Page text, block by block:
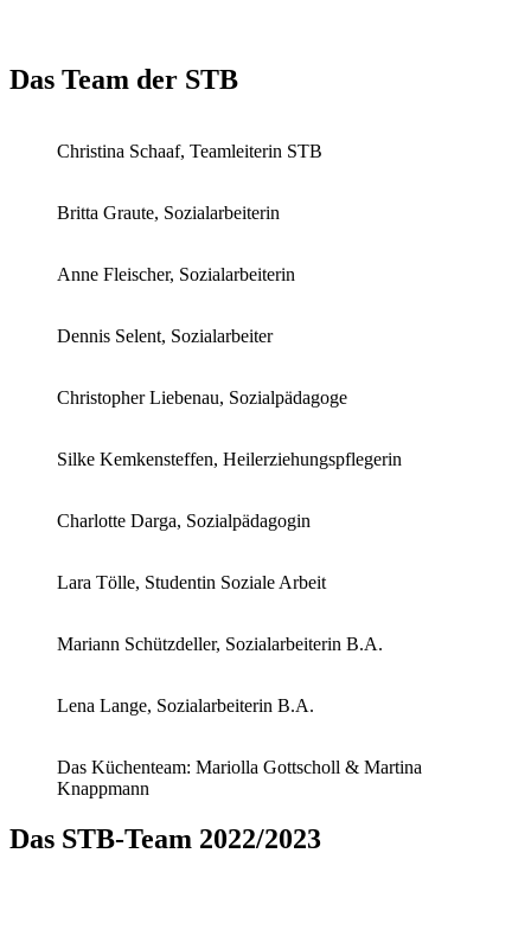
Das Team der STB
Christina Schaaf, Teamleiterin STB
Britta Graute, Sozialarbeiterin
Anne Fleischer, Sozialarbeiterin
Dennis Selent, Sozialarbeiter
Christopher Liebenau, Sozialpädagoge
Silke Kemkensteffen, Heilerziehungspflegerin
Charlotte Darga, Sozialpädagogin
Lara Tölle, Studentin Soziale Arbeit
Mariann Schützdeller, Sozialarbeiterin B.A.
Lena Lange, Sozialarbeiterin B.A.
Das Küchenteam: Mariolla Gottscholl & Martina
Knappmann
Das STB-Team 2022/2023